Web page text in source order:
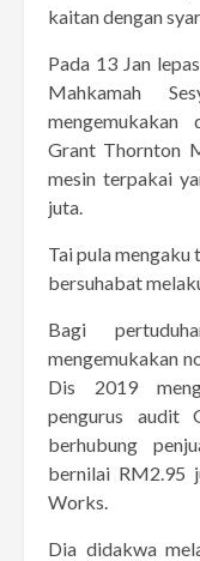
kaitan dengan
Pada 13 Jan
Mahkamah
Grant Thornton
mesin terpakai
juta.
Tai pula
bersuhabat
Bagi
mengemukakan
Dis 2019
pengurus audit
berhubung
bernilai RM2.95
Works.
Dia didakwa